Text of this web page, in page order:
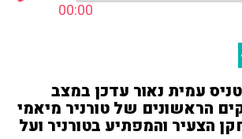
00:00
עמית נאור עדכן במצב
הראשונים של טורניר מיאמי
הצעיר והמפתיע בטורניר ועל